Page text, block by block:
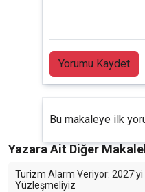
Yorumu Kaydet
Bu makaleye ilk
Yazara Ait Diğer
Turizm Alarm Veriyor:
Yüzleşmeliyiz